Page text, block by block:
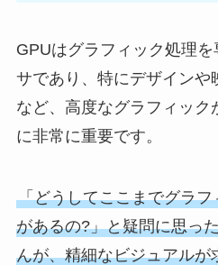
GPUはグラフィック処理
サであり、特にデザインや
など、高度なグラフィック
に非常に重要です。
「どうしてここまでグラ
があるの?」と疑問に思っ
んが、精細なビジュアルが